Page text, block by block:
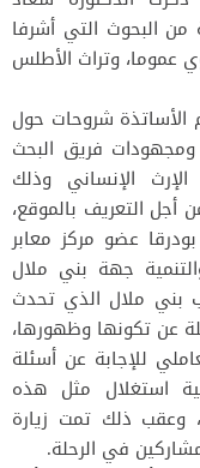
البحوث التي أشرفا
عموما، وتراث الأطلس
شروحات حول
فريق البحث
الإنساني وذلك
التعريف بالموقع،
عضو مركز معابر
جهة بني ملال
بني ملال الذي تحدث
عن تكونها وظهورها،
للإجابة عن أسئلة
استغلال مثل هذه
وعقب ذلك تمت زيارة
في الرحلة.